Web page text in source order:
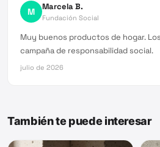
M Marcela B.
Fundación Social
Muy buenos productos de hogar.
campaña de responsabilidad social.
julio de 2026
También te puede interesar